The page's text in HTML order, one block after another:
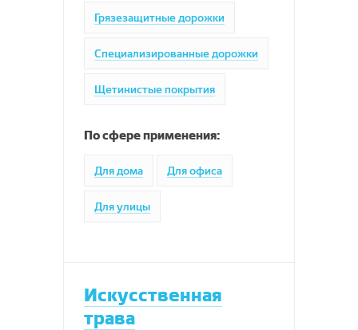
Грязезащитные дорожки
Специализированные дорожки
Щетинистые покрытия
По сфере применения:
Для дома Для офиса
Для улицы
Искусственная
трава